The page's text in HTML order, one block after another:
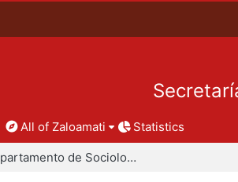
All of Zaloamati Statistics
Departamento de Sociología